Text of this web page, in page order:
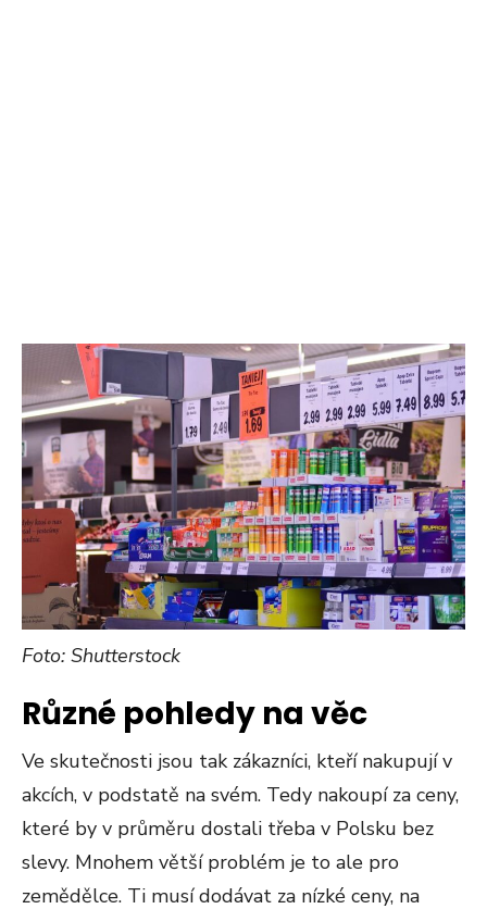
Foto: Shutterstock
Různé pohledy na věc
Ve skutečnosti jsou tak zákazníci, kteří nakupují v
akcích, v podstatě na svém. Tedy nakoupí za ceny,
které by v průměru dostali třeba v Polsku bez
slevy. Mnohem větší problém je to ale pro
zemědělce. Ti musí dodávat za nízké ceny, na